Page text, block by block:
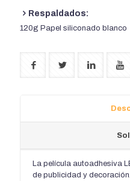
Respaldados:
120g Papel siliconado blanco
La película autoadhesiva
de publicidad y